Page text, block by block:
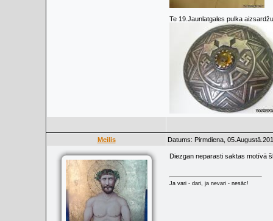
Te 19.Jaunlatgales pulka
Meilis Datums: Pirmdiena,
Diezgan neparasti saktas motīvā
Ja vari - dari, ja nevari - nesāc!